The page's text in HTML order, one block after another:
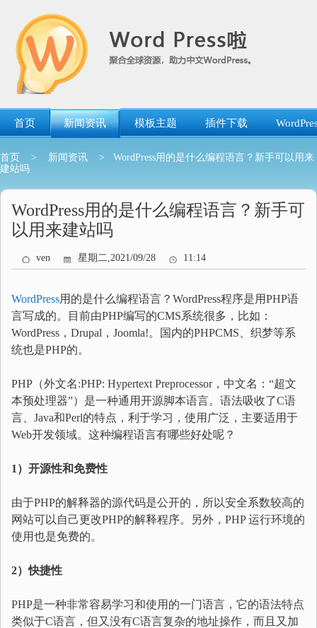
首页 新闻资讯 模板主题 插件下载
首页 > 新闻资讯
> WordPress用的是什么编程语言？新手可以用来
建站吗
WordPress用的是什么编程语言？新手可
以用来建站吗
ven 星期二,2021/09/28 11:14
WordPress用的是什么编程语言？WordPress程序是用PHP语
言写成的。目前由PHP编写的CMS系统很多，比如：
WordPress，Drupal，Joomla!。国内的PHPCMS、织梦等系
统也是PHP的。
PHP（外文名:PHP: Hypertext Preprocessor，中文名：“超文
本预处理器”）是一种通用开源脚本语言。语法吸收了C语
言、Java和Perl的特点，利于学习，使用广泛，主要适用于
Web开发领域。这种编程语言有哪些好处呢？
1）开源性和免费性
由于PHP的解释器的源代码是公开的，所以安全系数较高的
网站可以自己更改PHP的解释程序。另外，PHP 运行环境的
使用也是免费的。
2）快捷性
PHP是一种非常容易学习和使用的一门语言，它的语法特点
类似于C语言，但又没有C语言复杂的地址操作，而且又加